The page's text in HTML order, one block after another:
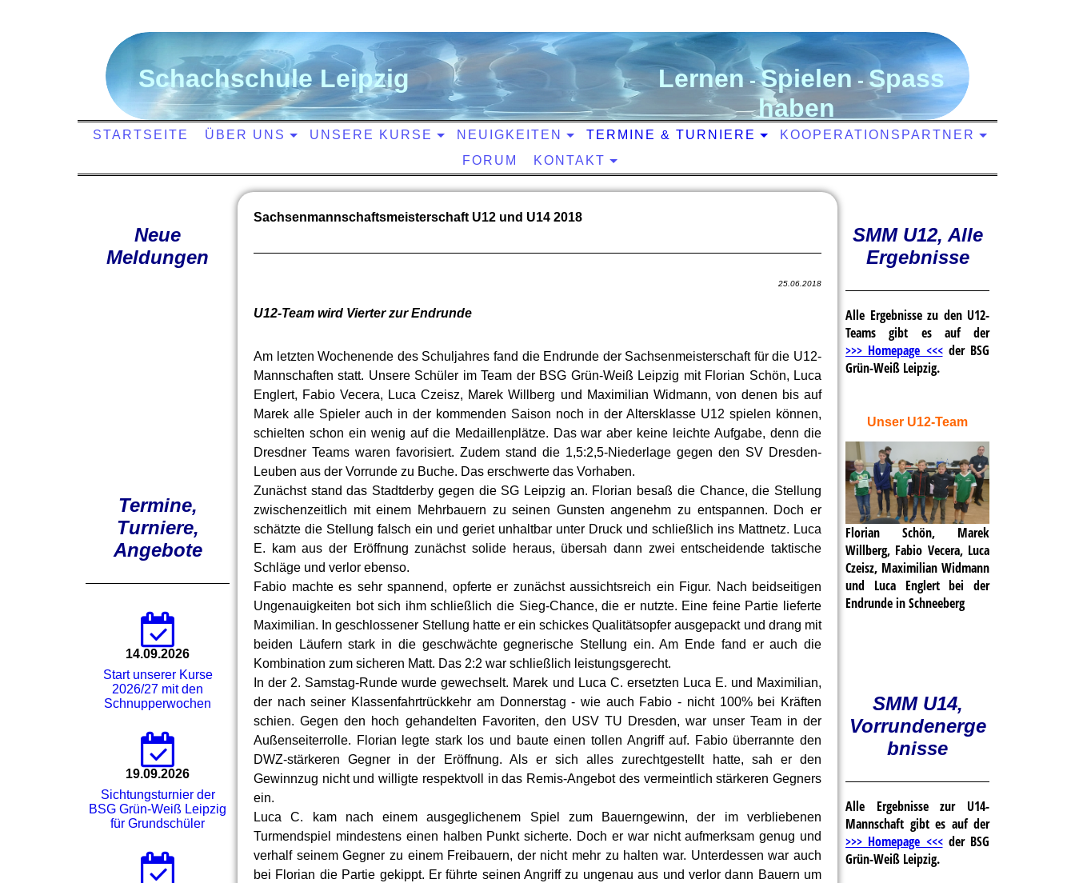
Schachschule Leipzig Lernen - Spielen - Spass
haben
STARTSEITE ÜBER UNS UNSERE KURSE NEUIGKEITEN TERMINE & TURNIERE
KOOPERATIONSPARTNER
FORUM
KONTAKT
Sachsenmannschaftsmeisterschaft U12 und U14 2018
25.06.2018
U12-Team wird Vierter zur Endrunde
Am letzten Wochenende des Schuljahres fand die Endrunde der Sachsenmeisterschaft für die U12-
Mannschaften statt. Unsere Schüler im Team der BSG Grün-Weiß Leipzig mit Florian Schön, Luca
Englert, Fabio Vecera, Luca Czeisz, Marek Willberg und Maximilian Widmann, von denen bis auf
Marek alle Spieler auch in der kommenden Saison noch in der Altersklasse U12 spielen können,
schielten schon ein wenig auf die Medaillenplätze. Das war aber keine leichte Aufgabe, denn die
Dresdner Teams waren favorisiert. Zudem stand die 1,5:2,5-Niederlage gegen den SV Dresden-
Leuben aus der Vorrunde zu Buche. Das erschwerte das Vorhaben.
Zunächst stand das Stadtderby gegen die SG Leipzig an. Florian besaß die Chance, die Stellung
zwischenzeitlich mit einem Mehrbauern zu seinen Gunsten angenehm zu entspannen. Doch er
schätzte die Stellung falsch ein und geriet unhaltbar unter Druck und schließlich ins Mattnetz. Luca
E. kam aus der Eröffnung zunächst solide heraus, übersah dann zwei entscheidende taktische
Schläge und verlor ebenso.
Fabio machte es sehr spannend, opferte er zunächst aussichtsreich ein Figur. Nach beidseitigen
Ungenauigkeiten bot sich ihm schließlich die Sieg-Chance, die er nutzte. Eine feine Partie lieferte
Maximilian. In geschlossener Stellung hatte er ein schickes Qualitätsopfer ausgepackt und drang mit
beiden Läufern stark in die geschwächte gegnerische Stellung ein. Am Ende fand er auch die
Kombination zum sicheren Matt. Das 2:2 war schließlich leistungsgerecht.
In der 2. Samstag-Runde wurde gewechselt. Marek und Luca C. ersetzten Luca E. und Maximilian,
der nach seiner Klassenfahrtrückkehr am Donnerstag - wie auch Fabio - nicht 100% bei Kräften
schien. Gegen den hoch gehandelten Favoriten, den USV TU Dresden, war unser Team in der
Außenseiterrolle. Florian legte stark los und baute einen tollen Angriff auf. Fabio überrannte den
DWZ-stärkeren Gegner in der Eröffnung. Als er sich alles zurechtgestellt hatte, sah er den
Gewinnzug nicht und willigte respektvoll in das Remis-Angebot des vermeintlich stärkeren Gegners
ein.
Luca C. kam nach einem ausgeglichenem Spiel zum Bauerngewinn, der im verbliebenen
Turmendspiel mindestens einen halben Punkt sicherte. Doch er war nicht aufmerksam genug und
verhalf seinem Gegner zu einem Freibauern, der nicht mehr zu halten war. Unterdessen war auch
bei Florian die Partie gekippt. Er führte seinen Angriff zu ungenau aus und verlor dann Bauern um
Neue
Meldungen
Termine,
Turniere,
Angebote
14.09.2026
Start unserer Kurse
2026/27 mit den
Schnupperwochen
19.09.2026
Sichtungsturnier der
BSG Grün-Weiß Leipzig
für Grundschüler
SMM U12, Alle
Ergebnisse
Alle Ergebnisse zu den U12-
Teams gibt es auf der
>>> Homepage <<<der BSG
Grün-Weiß Leipzig.
Unser U12-Team
Florian Schön, Marek
Willberg, Fabio Vecera, Luca
Czeisz, Maximilian Widmann
und Luca Englert bei der
Endrunde in Schneeberg
SMM U14,
Vorrundenerge
bnisse
Alle Ergebnisse zur U14-
Mannschaft gibt es auf der
>>> Homepage <<<der BSG
Grün-Weiß Leipzig.